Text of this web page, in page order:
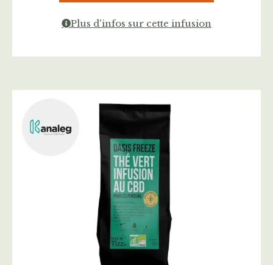
Plus d'infos sur cette infusion